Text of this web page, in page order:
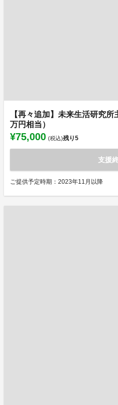
【再々追加】未来生活研究
万円相当）
¥75,000 (税込)残り5
支援
ご提供予定時期：2023年11月以降